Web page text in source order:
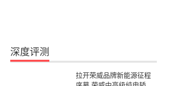
深度评测
拉开荣威品牌新能源征程